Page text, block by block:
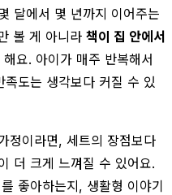
달에서 몇 년까지 이어주는
볼 게 아니라 책이 집 안에서
요. 아이가 매주 반복해서
도는 생각보다 커질 수 있
정이라면, 세트의 장점보다
더 크게 느껴질 수 있어요.
좋아하는지, 생활형 이야기